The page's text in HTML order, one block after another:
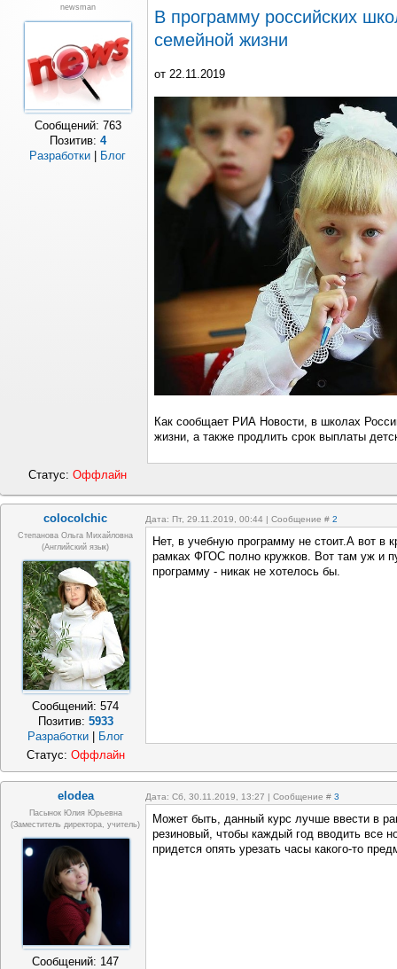
newsman
Сообщений: 763
Позитив: 4
Разработки
Блог
В программу российских
семейной жизни
от 22.11.2019
Как сообщает РИА Новости, в школах
жизни, а также продлить срок выплаты
Статус:Оффлайн
colocolchic Дата: Пт, 29.11.2019, 00:44 | Сообщение # 2
Степанова Ольга Михайловна
(Английский язык)
Сообщений:574
Позитив: 5933
Разработки
Блог
Нет, в учебную программу не стоит.А вот в
рамках ФГОС полно кружков. Вот там уж и
программу - никак не хотелось бы.
Статус: Оффлайн
elodea Дата: Сб, 30.11.2019, 13:27 | Сообщение # 3
Пасынок Юлия Юрьевна
(заместитель директора, учитель)
Сообщений: 147
Может быть, данный курс лучше ввести в
резиновый, чтобы каждый год вводить все
придется опять урезать часы какого-то